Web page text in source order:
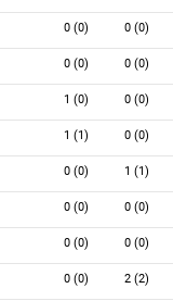
0 (0) 0 (0)
0 (0) 0 (0)
1 (0) 0 (0)
1 (1) 0 (0)
0 (0) 1 (1)
0 (0) 0 (0)
0 (0) 0 (0)
0 (0) 2 (2)